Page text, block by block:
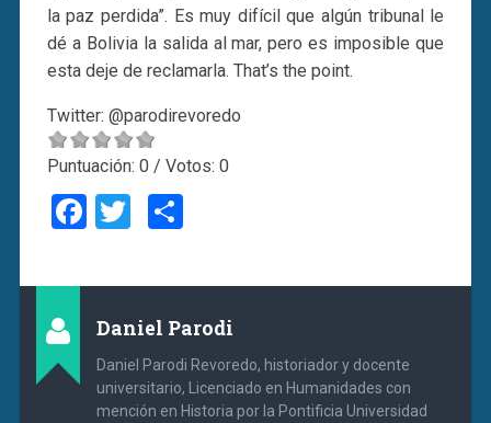
la paz perdida”. Es muy difícil que algún tribunal le
dé a Bolivia la salida al mar, pero es imposible que
esta deje de reclamarla. That’s the point.
Twitter: @parodirevoredo
Puntuación: 0 / Votos: 0
Facebook
TwitterCompartir
Daniel Parodi
Daniel Parodi Revoredo, historiador y docente
universitario, Licenciado en Humanidades con
mención en Historia por la Pontificia Universidad